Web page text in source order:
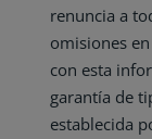
renuncia a
omisiones
con esta
garantía de
establecida